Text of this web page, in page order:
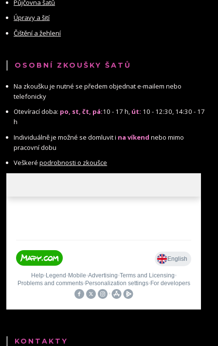
Půjčovna šatů
Úpravy a šití
Čištění a žehlení
OSOBNÍ ZKOUŠKY ŠATŮ
Na zkoušku je nutné se předem objednat e-mailem nebo
telefonicky
Otevírací doba: po, st, čt, pá:10 - 17 h, út: 10 - 12:30, 14:30 - 17
h
Individuálně je možné se domluvit i na víkend nebo mimo
pracovní dobu
Veškerépodrobnosti o zkoušce
KONTAKTY